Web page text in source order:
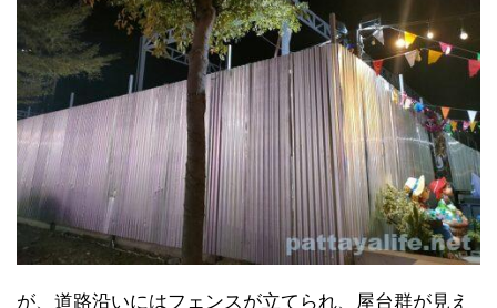
が、道路沿いにはフェンスが立てられ、屋台群が見え